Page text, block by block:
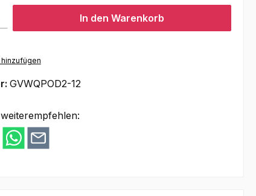
den gewünschten Wert ein oder benutze die Schaltflächen
In den Warenkorb
GVWQPOD2-12